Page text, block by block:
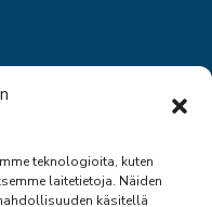
teknologioita, kuten
laitetietoja. Näiden
käsitellä